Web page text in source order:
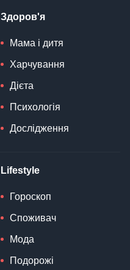
Здоров'я
Мама і дитя
Харчування
Дієта
Психологія
Дослідження
Lifestyle
Гороскоп
Споживач
Мода
Подорожі